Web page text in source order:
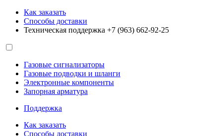
Как заказать
Способы доставки
Техническая поддержка +7 (963) 662-92-25
Газовые сигнализаторы
Газовые подводки и шланги
Электронные компоненты
Запорная арматура
Поддержка
Как заказать
Способы доставки